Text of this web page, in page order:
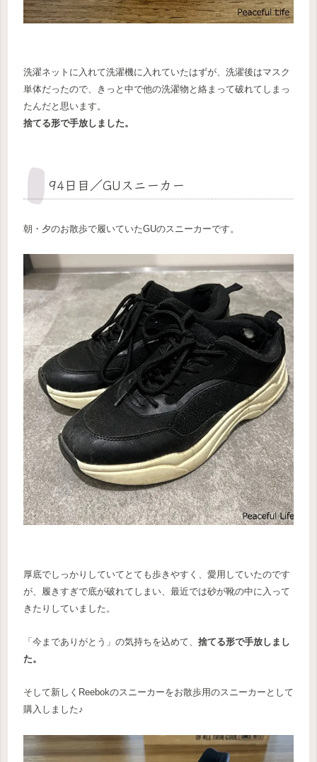
洗濯ネットに入れて洗濯機に入れていたはずが、洗濯後はマスク
単体だったので、きっと中で他の洗濯物と絡まって破れてしまっ
たんだと思います。
捨てる形で手放しました。
94日目／GUスニーカー
朝・夕のお散歩で履いていたGUのスニーカーです。
厚底でしっかりしていてとても歩きやすく、愛用していたのです
が、履きすぎで底が破れてしまい、最近では砂が靴の中に入って
きたりしていました。
「今までありがとう」の気持ちを込めて、 捨てる形で手放しまし
た。
そして新しくReebokのスニーカーをお散歩用のスニーカーとして
購入しました♪